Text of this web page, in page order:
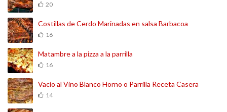
20
Costillas de Cerdo Marinadas en salsa Barbacoa
16
Matambre a la pizza a la parrilla
16
Vacío al Vino Blanco Horno o Parrilla Receta Casera
14